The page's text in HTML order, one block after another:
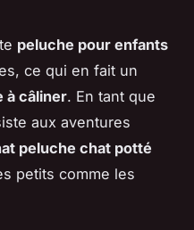
peluche pour enfants
ce qui en fait un
à câliner. En tant que
aux aventures
peluche chat potté
petits comme les